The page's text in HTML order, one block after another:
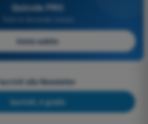
Quizvds PRO
Inizia subito
Iscriviti alla Newsletter
Iscriviti, è gratis